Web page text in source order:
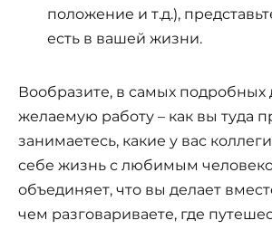
положение и т.д.),
есть в вашей жизни.
Вообразите, в самых подробных
желаемую работу – как вы туда
занимаетесь, какие у вас
себе жизнь с любимым
объединяет, что вы делает
чем разговариваете, где